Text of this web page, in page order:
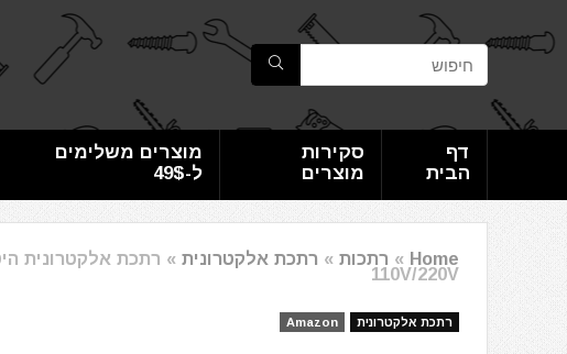
דף
הבית
סקירות
מוצרים
מוצרים משלימים
ל-49$
Home
» רתכות » רתכת אלקטרונית »
110V/220V
רתכת אלקטרונית Amazon